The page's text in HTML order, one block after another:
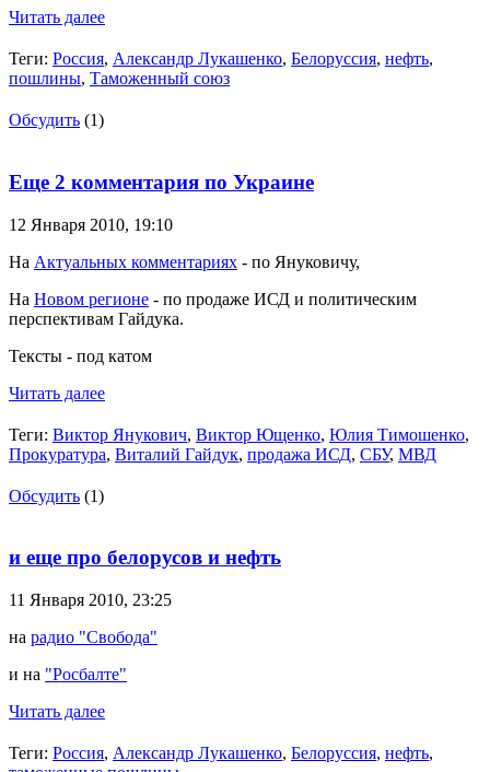
Читать далее
Теги: Россия, Александр Лукашенко, Белоруссия, нефть,
пошлины, Таможенный союз
Обсудить (1)
Еще 2 комментария по Украине
12 Января 2010, 19:10
На Актуальных комментариях - по Януковичу,
На Новом регионе - по продаже ИСД и политическим
перспективам Гайдука.
Тексты - под катом
Читать далее
Теги: Виктор Янукович, Виктор Ющенко, Юлия Тимошенко,
Прокуратура, Виталий Гайдук, продажа ИСД, СБУ, МВД
Обсудить (1)
и еще про белорусов и нефть
11 Января 2010, 23:25
на радио "Свобода"
и на "Росбалте"
Читать далее
Теги: Россия, Александр Лукашенко, Белоруссия, нефть,